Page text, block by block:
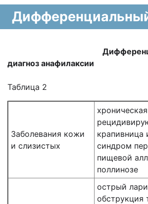
диагноз анафилаксии
Таблица 2
Заболевания кожи
и слизистых
хроническая
крапивница
синдром
пищевой
поллинозе
острый
обструкция